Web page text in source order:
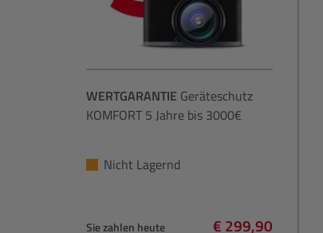
WERTGARANTIE Geräteschutz
KOMFORT 5 Jahre bis 3000€
Nicht Lagernd
Sie zahlen heute € 299,90